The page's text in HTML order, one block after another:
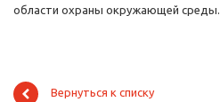
области охраны окружающей среды.
Вернуться к списку